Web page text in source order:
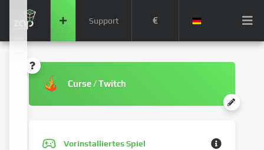
Support €
Curse / Twitch
Vorinstalliertes Spiel